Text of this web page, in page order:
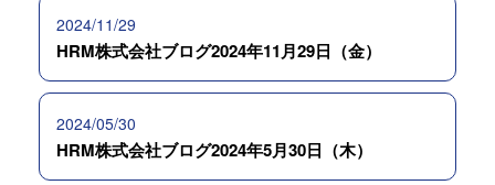
2024/11/29
HRM株式会社ブログ2024年11月29日（金）
2024/05/30
HRM株式会社ブログ2024年5月30日（木）